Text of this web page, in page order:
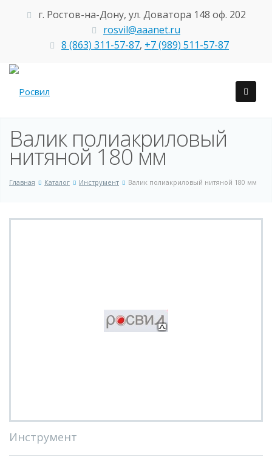
г. Ростов-на-Дону, ул. Доватора 148 оф. 202
rosvil@aaanet.ru
8 (863) 311-57-87, +7 (989) 511-57-87
Валик полиакриловый
нитяной 180 мм
Главная Каталог Инструмент Валик полиакриловый нитяной 180 мм
Инструмент